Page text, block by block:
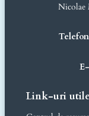
Nicolae
Link-uri